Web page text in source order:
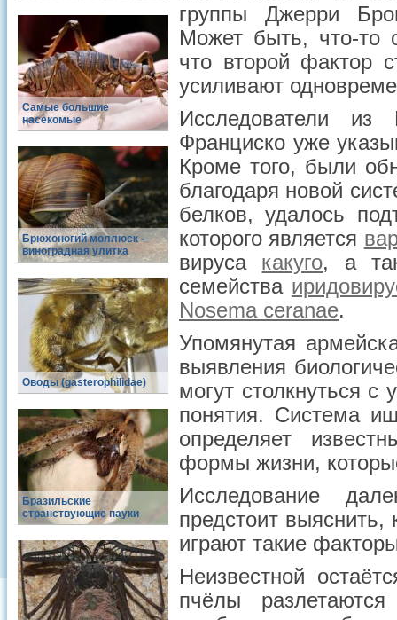
Самые большие
насекомые
Брюхоногий моллюск -
виноградная улитка
Оводы (gasterophilidae)
Бразильские
странствующие пауки
группы Джерри
Может быть, что-то
что второй фактор
усиливают
Исследователи из
Франциско уже
Кроме того, были
благодаря новой
белков, удалось
которого является
вируса какуго, а
семейства
Nosema ceranae.
Упомянутая
выявления
могут столкнуться с
понятия. Система
определяет
формы жизни,
Исследование
предстоит
играют такие
Неизвестной
пчёлы